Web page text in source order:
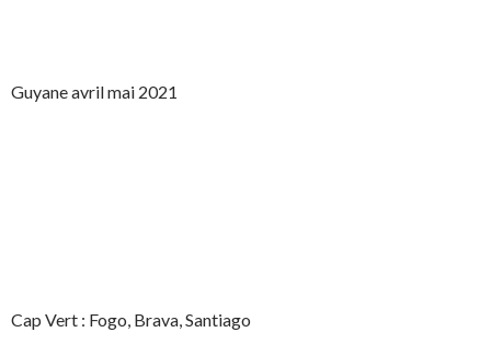
Guyane avril mai 2021
Cap Vert : Fogo, Brava, Santiago